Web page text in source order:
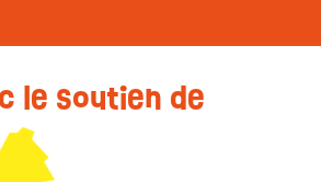
le soutien de